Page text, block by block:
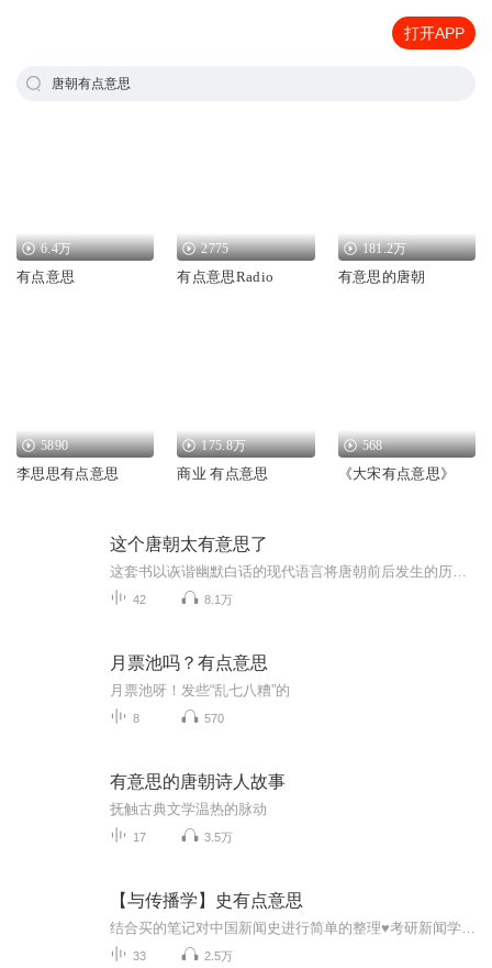
打开APP
唐朝有点意思
6.4万
有点意思
2775
有点意思Radio
181.2万
有意思的唐朝
5890
李思思有点意思
175.8万
商业 有点意思
568
《大宋有点意思》
这个唐朝太有意思了
42 8.1万
月票池吗？有点意思
月票池呀！发些“乱七八糟”的
8 570
有意思的唐朝诗人故事
抚触古典文学温热的脉动
17 3.5万
【与传播学】史有点意思
33 2.5万